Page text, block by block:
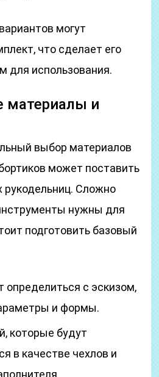
могут
что сделает его
для использования.
материалы и
выбор материалов
может поставить
рукодельниц. Сложно
нужны для
подготовить базовый
определиться с эскизом,
и формы.
которые будут
в качестве чехлов и